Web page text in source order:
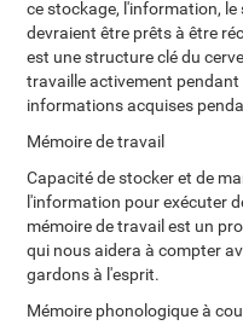
ce stockage, l'information,
devraient être prêts à être
est une structure clé du
travaille activement
informations acquises
Mémoire de travail
Capacité de stocker et de
l'information pour exécuter
mémoire de travail est un
qui nous aidera à compter
gardons à l'esprit.
Mémoire phonologique à